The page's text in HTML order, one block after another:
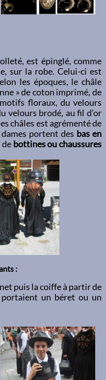
est épinglé, comme
sur la robe. Celui-ci est
les époques, le châle
» de coton imprimé, de
floraux, du velours
velours brodé, au fil d’or
châles est agrémenté de
portent des bas en
bottines ou chaussures
:
puis la coiffe à partir de
un béret ou un